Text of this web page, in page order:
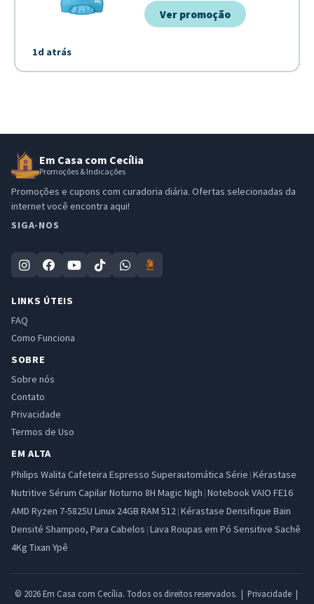
1d atrás
pre...Ver promoção
Em Casa com Cecília
Promoções & Indicações
Promoções e cupons com curadoria diária. Ofertas selecionadas da
internet você encontra aqui!
SIGA-NOS
LINKS ÚTEIS
FAQ
Como Funciona
SOBRE
Sobre nós
Contato
Privacidade
Termos de Uso
EM ALTA
Philips Walita Cafeteira Espresso Superautomática Série | Kérastase
Nutritive Sérum Capilar Noturno 8H Magic Nigh | Notebook VAIO FE16
AMD Ryzen 7-5825U Linux 24GB RAM 512 | Kérastase Densifique Bain
Densité Shampoo, Para Cabelos | Lava Roupas em Pó Sensitive Sachê
4Kg Tixan Ypê
© 2026 Em Casa com Cecília. Todos os direitos reservados. | Privacidade|